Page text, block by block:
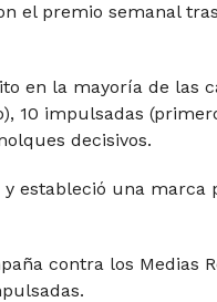
el premio semanal
en la mayoría de las
10 impulsadas
decisivos.
estableció una marca
contra los Medias